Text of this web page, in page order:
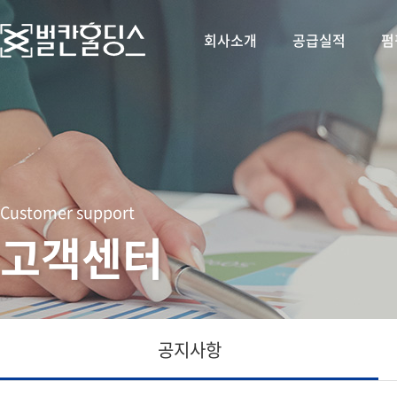
회사소개 공급실적
Customer support
고객센터
공지사항